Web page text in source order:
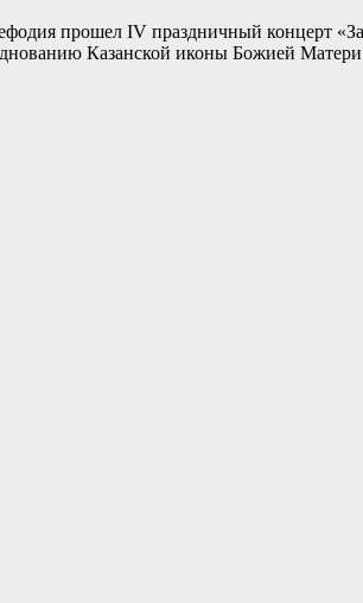
прошел IV праздничный концерт
Казанской иконы Божией